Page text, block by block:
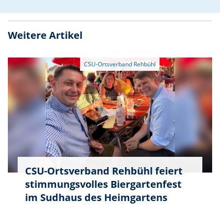
Weitere Artikel
CSU-Ortsverband Rehbühl feiert
stimmungsvolles Biergartenfest
im Sudhaus des Heimgartens